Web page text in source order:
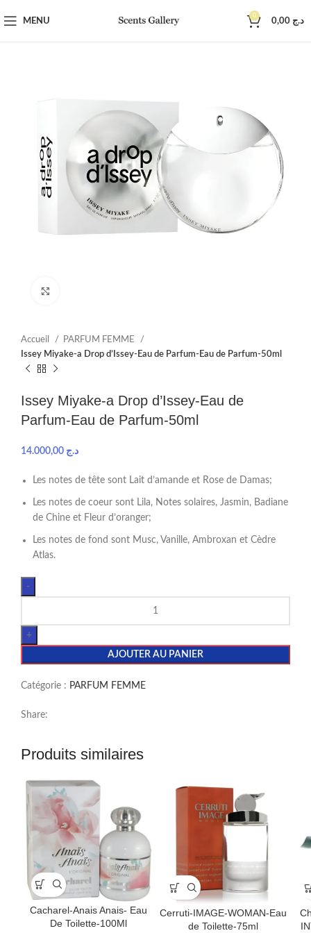
MENU
0
د.ج
Accueil
PARFUM FEMME
Issey Miyake-a Drop d’Issey-Eau de Parfum-Eau de Parfum-50ml
Issey Miyake-a Drop d’Issey-Eau de
Parfum-Eau de Parfum-50ml
د.ج
Les notes de tête sont Lait d’amande et Rose de Damas;
Les notes de coeur sont Lila, Notes solaires, Jasmin, Badiane
de Chine et Fleur d’oranger;
Les notes de fond sont Musc, Vanille, Ambroxan et Cèdre
Atlas.
AJOUTER AU PANIER
Catégorie : PARFUM FEMME
Share:
Produits similaires
Cacharel-Anais Anais- Eau
De Toilette-100Ml
Cerruti-IMAGE-WOMAN-Eau
de Toilette-75ml